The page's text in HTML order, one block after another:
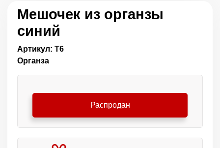
Мешочек из органзы
синий
Артикул: Т6
Органза
Распродан